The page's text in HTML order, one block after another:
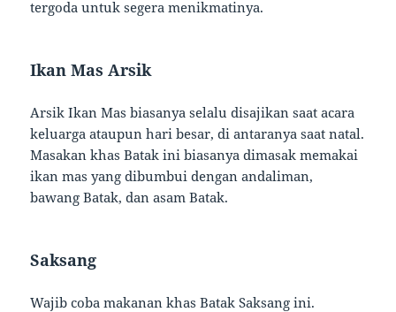
tergoda untuk segera menikmatinya.
Ikan Mas Arsik
Arsik Ikan Mas biasanya selalu disajikan saat acara
keluarga ataupun hari besar, di antaranya saat natal.
Masakan khas Batak ini biasanya dimasak memakai
ikan mas yang dibumbui dengan andaliman,
bawang Batak, dan asam Batak.
Saksang
Wajib coba makanan khas Batak Saksang ini.